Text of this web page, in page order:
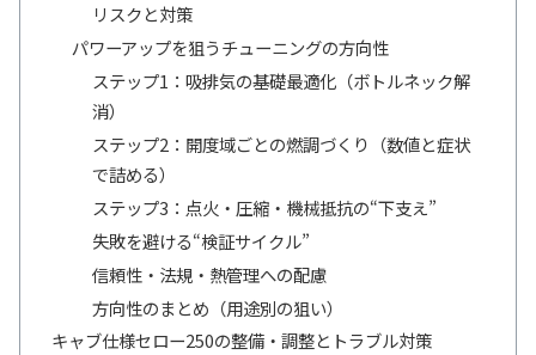
リスクと対策
パワーアップを狙うチューニングの方向性
ステップ1：吸排気の基礎最適化（ボトルネック解
消）
ステップ2：開度域ごとの燃調づくり（数値と症状
で詰める）
ステップ3：点火・圧縮・機械抵抗の“下支え”
失敗を避ける“検証サイクル”
信頼性・法規・熱管理への配慮
方向性のまとめ（用途別の狙い）
キャブ仕様セロー250の整備・調整とトラブル対策